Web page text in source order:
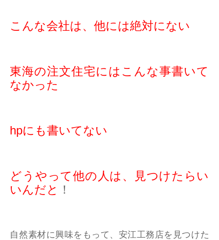
こんな会社は、他には絶対にない
東海の注文住宅にはこんな事書いて
なかった
hpにも書いてない
どうやって他の人は、見つけたらい
いんだと ！
自然素材に興味をもって、安江工務店を見つけた